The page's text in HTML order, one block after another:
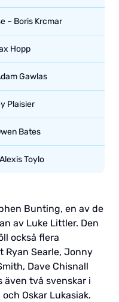
– Boris Krcmar
Hopp
Gawlas
Plaisier
Bates
Toylo
Bunting, en av de
av Luke Littler. Den
också flera
Ryan Searle, Jonny
Dave Chisnall
även två svenskar i
Oskar Lukasiak.